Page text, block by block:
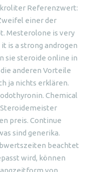
Referenzwert:
einer der
Mesterolone is very
is a strong androgen
sie steroide online in
anderen Vorteile
ja nichts erklären.
Chemical
preis. Continue
sind generika.
beachtet
wird, können
von